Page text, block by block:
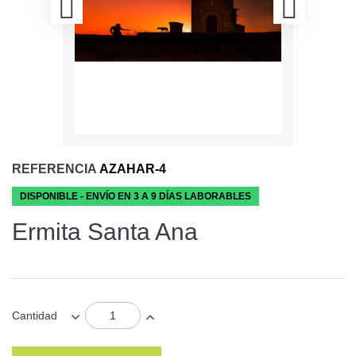
REFERENCIA AZAHAR-4
DISPONIBLE - ENVÍO EN 3 A 9 DÍAS LABORABLES
Ermita Santa Ana
Cantidad